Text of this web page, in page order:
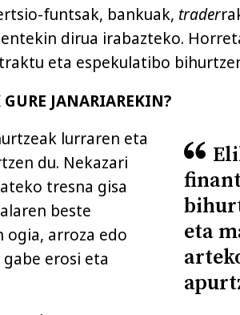
funtsak, bankuak, trader
dirua irabazteko.
eta espekulatibo
JANARIAREKIN?
eta
lurraren eta
du. Nekazari
tresna gisa
beste
ogia, arroza edo
erosi eta